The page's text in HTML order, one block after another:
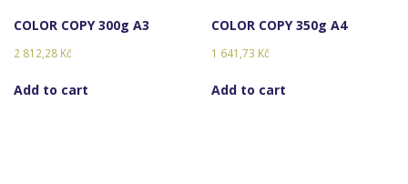
COLOR COPY 300g A3
2 812,28 Kč
Add to cart
COLOR COPY 350g A4
1 641,73 Kč
Add to cart